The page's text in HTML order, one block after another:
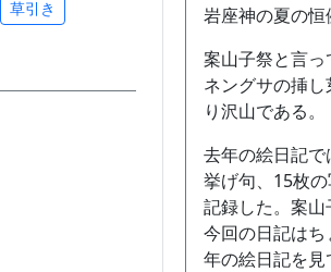
草引き
岩座神の夏の恒
案山子祭と言
ネングサの挿
り沢山である。
去年の絵日記
挙げ句、15枚
記録した。案山
今回の日記は
年の絵日記を見